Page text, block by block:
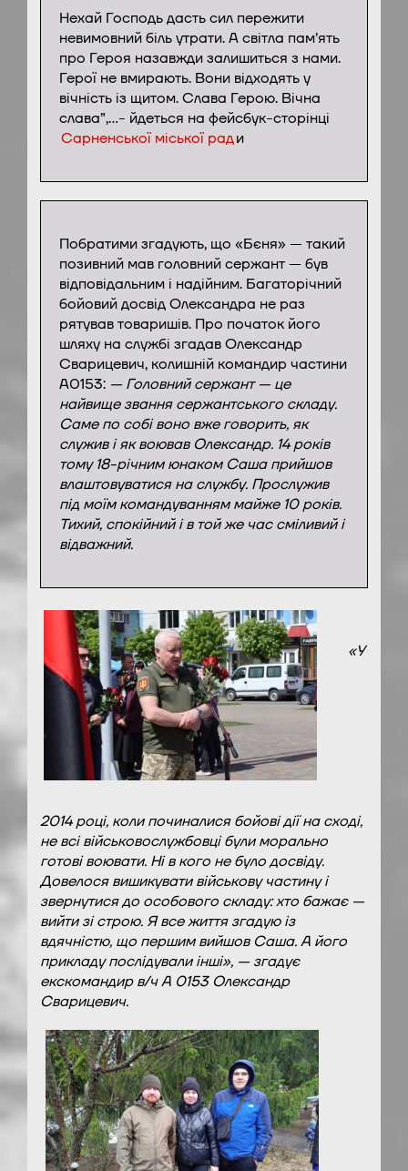
Нехай Господь дасть сил пережити
невимовний біль утрати. А світла пам’ять
про Героя назавжди залишиться з нами.
Герої не вмирають. Вони відходять у
вічність із щитом. Слава Герою. Вічна
слава”,…- йдеться на фейсбук-сторінці
Сарненської міської ради
Побратими згадують, що «Бєня» — такий
позивний мав головний сержант — був
відповідальним і надійним. Багаторічний
бойовий досвід Олександра не раз
рятував товаришів. Про початок його
шляху на службі згадав Олександр
Сварицевич, колишній командир частини
А0153: — Головний сержант — це
найвище звання сержантського складу.
Саме по собі воно вже говорить, як
служив і як воював Олександр. 14 років
тому 18-річним юнаком Саша прийшов
влаштовуватися на службу. Прослужив
під моїм командуванням майже 10 років.
Тихий, спокійний і в той же час сміливий і
відважний.
«У
2014 році, коли починалися бойові дії на сході,
не всі військовослужбовці були морально
готові воювати. Ні в кого не було досвіду.
Довелося вишикувати військову частину і
звернутися до особового складу: хто бажає —
вийти зі строю. Я все життя згадую із
вдячністю, що першим вийшов Саша. А його
прикладу послідували інші», — згадує
екскомандир в/ч А 0153 Олександр
Сварицевич.